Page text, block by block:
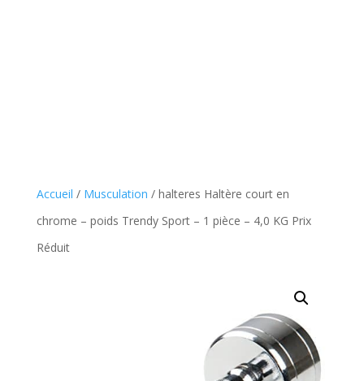
Accueil / Musculation / halteres Haltère court en
chrome – poids Trendy Sport – 1 pièce – 4,0 KG Prix
Réduit